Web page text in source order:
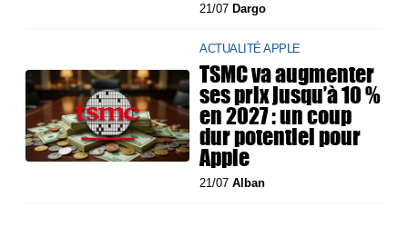
21/07 Dargo
ACTUALITÉ APPLE
TSMC va augmenter
ses prix jusqu’à 10 %
en 2027 : un coup
dur potentiel pour
Apple
21/07Alban